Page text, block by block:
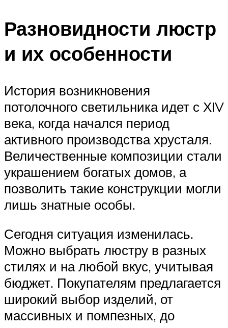
Разновидности люстр
и их особенности
История возникновения
потолочного светильника идет с ХIV
века, когда начался период
активного производства хрусталя.
Величественные композиции стали
украшением богатых домов, а
позволить такие конструкции могли
лишь знатные особы.
Сегодня ситуация изменилась.
Можно выбрать люстру в разных
стилях и на любой вкус, учитывая
бюджет. Покупателям предлагается
широкий выбор изделий, от
массивных и помпезных, до